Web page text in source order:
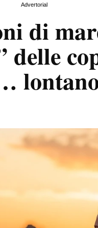
Advertorial
di
delle
lontano